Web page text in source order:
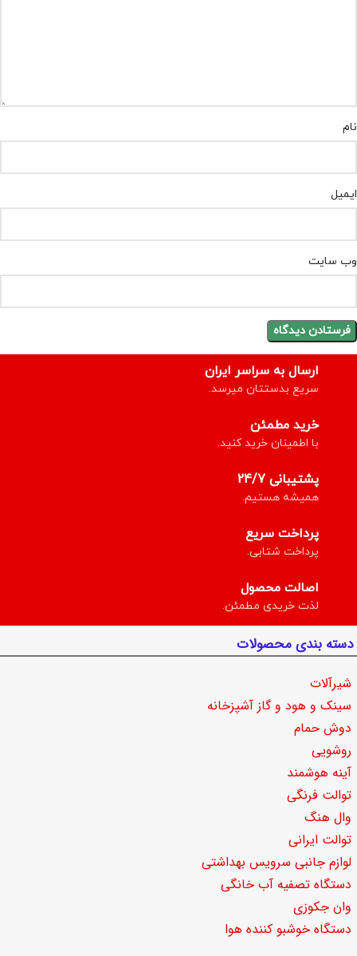
نام
ایمیل
وب‌ سایت
ارسال به سراسر ایران
سریع بدستتان میرسد.
خرید مطمئن
با اطمینان خرید کنید.
پشتیبانی 24/7
همیشه هستیم.
پرداخت سریع
پرداخت شتابی.
اصالت محصول
لذت خریدی مطمئن.
دسته بندی محصولات
شیرآلات
سینک و هود و گاز آشپزخانه
دوش حمام
روشویی
آینه هوشمند
توالت فرنگی
وال هنگ
توالت ایرانی
لوازم جانبی سرویس بهداشتی
دستگاه تصفیه آب خانگی
وان جکوزی
دستگاه خوشبو کننده هوا